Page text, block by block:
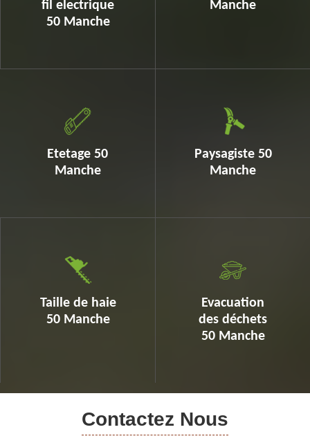
fil electrique
50 Manche
Manche
Etetage 50
Manche
Paysagiste 50
Manche
Taille de haie
50 Manche
Evacuation
des déchets
50 Manche
Contactez Nous